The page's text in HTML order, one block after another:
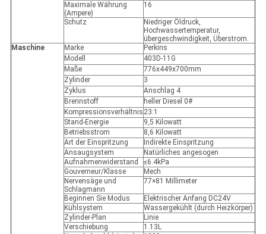
Maximale Währung
(Ampere)
16
Schutz
Niedriger Öldruck,
Hochwassertemperatur,
übergeschwindigkeit, Überstrom.
Maschine
Marke
Perkins
Modell
403D-11G
Maße
776x449x700mm
Zylinder
3
Zyklus
Anschlag 4
Brennstoff
heller Diesel 0#
Kompressionsverhältnis 23:1
Stand-Energie
9,5 Kilowatt
Betriebsstrom
8,6 Kilowatt
Art der Einspritzung
Indirekte Einspritzung
Ansaugsystem
Natürliches angesogen
Aufnahmenwiderstand
≤6.4kPa
Gouverneur/Klasse
Mech
Nervensäge und
Schlagmann
77×81 Millimeter
Beginnen Sie Modus
Elektrischer Anfang DC24V
Kühlsystem
Wassergekühlt (durch Heizkörper)
Zylinder-Plan
Linie
Verschiebung
1.13L